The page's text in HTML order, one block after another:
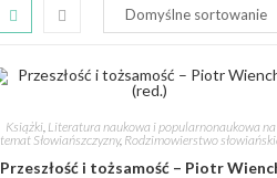
Książki, Literatura naukowa i popularnonaukowa na
temat Słowiańszczyzny, Rodzimowierstwo
Przeszłość i tożsamość – Piotr